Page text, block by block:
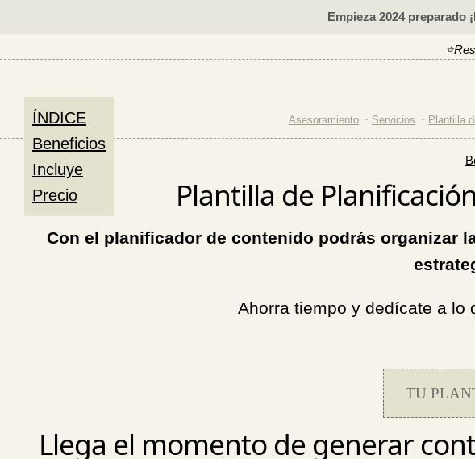
Empieza 2024 preparado
al
⭐
Asesoramiento ~ Servicios ~ Plantilla
ÍNDICE
Beneficios
Incluye
Precio
Plantilla de
Con el planificador de contenido podrás organizar
Ahorra tiempo y dedícate a lo
TU
Llega el momento de generar